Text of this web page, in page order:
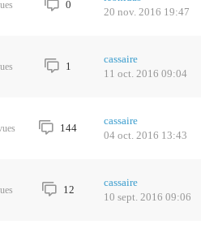
0
20 nov. 2016 19:47
1
cassaire
11 oct. 2016 09:04
144
cassaire
04 oct. 2016 13:43
12
cassaire
10 sept. 2016 09:06